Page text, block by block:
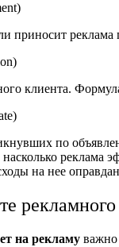
приносит
клиента.
по
реклама
на нее
на рекламу важно